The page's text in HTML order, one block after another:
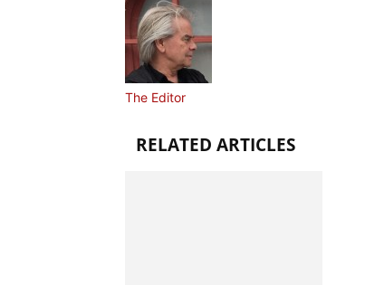
The Editor
RELATED ARTICLES